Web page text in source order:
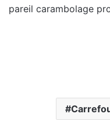
pareil carambolage